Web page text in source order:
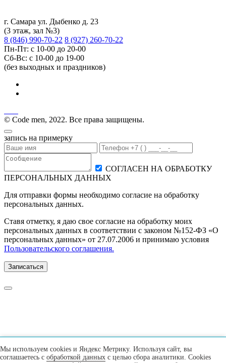
г. Самара ул. Дыбенко д. 23
(3 этаж, зал №3)
8 (846) 990-70-22 8 (927) 260-70-22
Пн-Пт: с 10-00 до 20-00
Сб-Вс: с 10-00 до 19-00
(без выходных и праздников)
© Code men, 2022. Все права защищены.
запись на примерку
СОГЛАСЕН НА ОБРАБОТКУ
ПЕРСОНАЛЬНЫХ ДАННЫХ
Для отправки формы необходимо согласие на обработку
персональных данных.
Ставя отметку, я даю свое согласие на обработку моих
персональных данных в соответствии с законом №152-ФЗ «О
персональных данных» от 27.07.2006 и принимаю условия
Пользовательского соглашения.
Записаться
Мы используем cookies и Яндекс Метрику. Используя сайт, вы
соглашаетесь с обработкой данных с целью сбора аналитики. Cookies